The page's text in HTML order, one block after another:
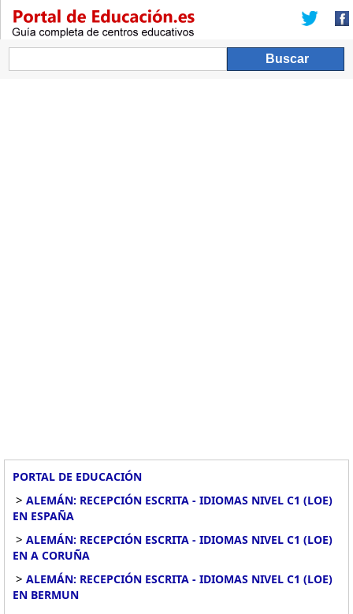
PORTAL DE EDUCACIÓN
> ALEMÁN: RECEPCIÓN ESCRITA - IDIOMAS NIVEL C1 (LOE)
EN ESPAÑA
> ALEMÁN: RECEPCIÓN ESCRITA - IDIOMAS NIVEL C1 (LOE)
EN A CORUÑA
> ALEMÁN: RECEPCIÓN ESCRITA - IDIOMAS NIVEL C1 (LOE)
EN BERMUN